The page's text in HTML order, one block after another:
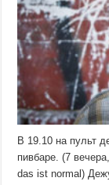
В 19.10 на пульт
пивбаре. (7
das ist normal)